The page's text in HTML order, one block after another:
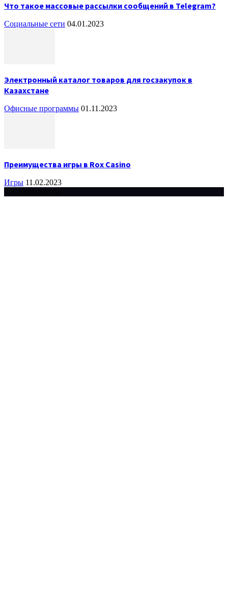
Что такое массовые рассылки сообщений в Telegram?
Социальные сети 04.01.2023
Электронный каталог товаров для госзакупок в
Казахстане
Офисные программы 01.11.2023
Преимущества игры в Rox Casino
Игры 11.02.2023